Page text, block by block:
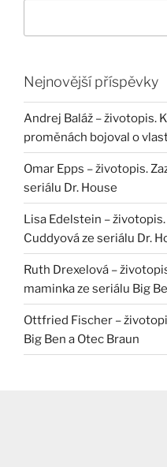
Nejnovější příspěvky
Andrej Baláž – životopis.
proměnách bojoval o
Omar Epps – životopis.
seriálu Dr. House
Lisa Edelstein –
Cuddyová ze seriálu Dr.
Ruth Drexelová –
maminka ze seriálu Big
Ottfried Fischer –
Big Ben a Otec Braun